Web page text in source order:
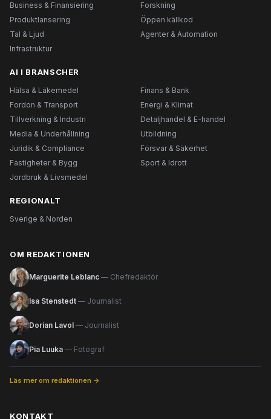
Business & Finansiering
Forskning
Produktlansering
Öppen källkod
Tal & Ljud
Agenter & Automation
Infrastruktur
AI I BRANSCHER
Hälsa & Läkemedel
Finans & Bank
Fordon & Transport
Energi & Klimat
Tillverkning & Industri
Detaljhandel & E-handel
Media & Underhållning
Utbildning
Juridik & Compliance
Försvar & Säkerhet
Fastigheter & Bygg
Sport & Idrott
Jordbruk & Livsmedel
REGIONALT
Sverige & Norden
OM REDAKTIONEN
Marguerite Leblanc — Chefredaktör
Isa Stenstedt — Journalist
Dorian Lavol — Journalist
Pia Luuka — Fotograf
Läs mer om redaktionen →
KONTAKT